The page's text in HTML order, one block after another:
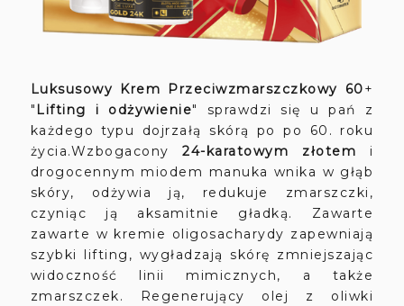
Luksusowy Krem Przeciwzmarszczkowy 60+
" Lifting i odżywienie" sprawdzi się u pań z
każdego typu dojrzałą skórą po po 60. roku
życia.Wzbogacony24-karatowym złotem i
drogocennym miodem manuka wnika w głąb
skóry, odżywia ją, redukuje zmarszczki,
czyniąc ją aksamitnie gładką. Zawarte
zawarte w kremie oligosacharydy zapewniają
szybki lifting, wygładzają skórę zmniejszając
widoczność linii mimicznych, a także
zmarszczek. Regenerujący olej z oliwki